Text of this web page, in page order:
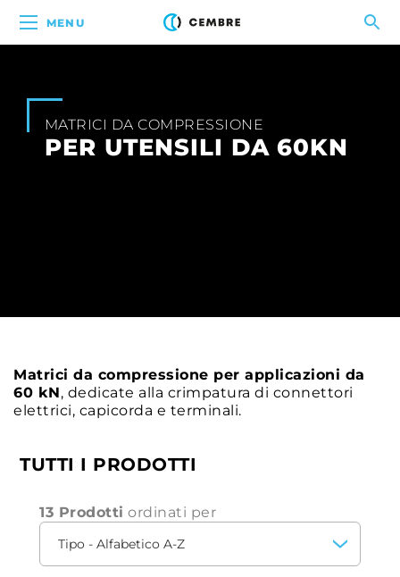
MENU
MATRICI DA COMPRESSIONE
PER UTENSILI DA 60KN
Matrici da compressione per applicazioni da
60 kN, dedicate alla crimpatura di connettori
elettrici, capicorda e terminali.
TUTTI I PRODOTTI
13 Prodotti ordinati per